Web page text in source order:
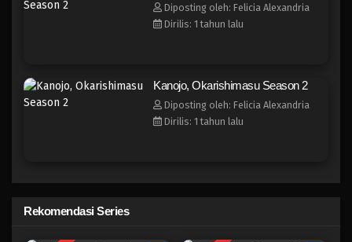
Kanojo, Okarishimasu Season 2
Diposting oleh: Felicia Alexandria
Dirilis: 1 tahun lalu
Kanojo, Okarishimasu Season 2
Diposting oleh: Felicia Alexandria
Dirilis: 1 tahun lalu
Rekomendasi Series